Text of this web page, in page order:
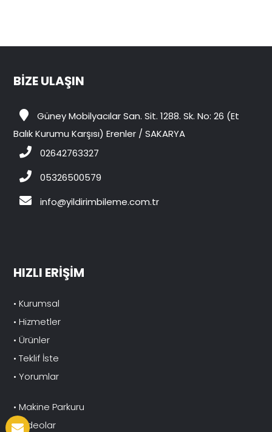
BİZE ULAŞIN
Güney Mobilyacılar San. Sit. 1288. Sk. No: 26 (Et
Balık Kurumu Karşısı) Erenler / SAKARYA
02642763327
05326500579
info@yildirimbileme.com.tr
HIZLI ERİŞİM
• Kurumsal
• Hizmetler
• Ürünler
• Teklif İste
• Yorumlar
• Makine Parkuru
• Videolar